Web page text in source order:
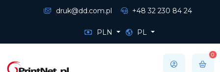
druk@dd.com.pl +48 32 230 84 24
PLN PL
0